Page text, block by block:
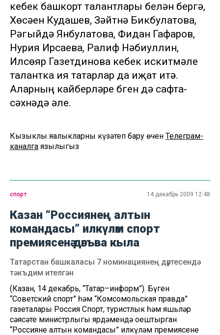
кебек башкорт талантлары белән бергә,
Хөсәен Кудашев, Зәйтүнә Бикбулатова,
Рәгыйдә Янбулатова, Фидан Гафаров,
Нурия Ирсаева, Ралиф Нәбиуллин,
Илсөяр Газетдинова кебек искитмәле
талантка ия татарлар да иҗат итә.
Аларның кайберләре бүген дә сафта-
сәхнәдә әле.
Кызыклы яңалыкларны күзәтеп бару өчен Телеграм-
каналга язылыгыз
спорт 14 декабрь 2009 12:48
Казан “Россиянең алтын
командасы” илкүләм спорт
премиясенә дәгъва кыла
Татарстан башкаласы 7 номинациянең дүртесендә
тәкъдим ителгән
(Казан, 14 декабрь, “Татар–информ”). Бүген
“Советский спорт” һәм “Комсомольская правда”
газеталары Россия Спорт, туристлык һәм яшьләр
сәясәте министрлыгы ярдәмендә оештырган
“Россиянең алтын командасы” илкүләм премиясенең